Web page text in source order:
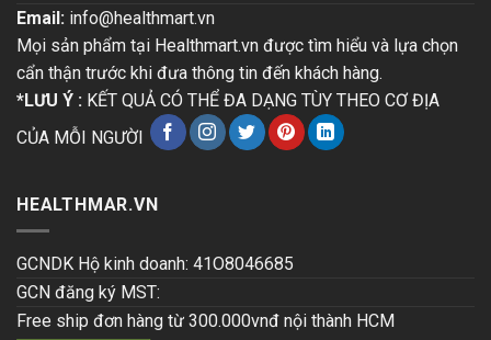
Email: info@healthmart.vn
Mọi sản phẩm tại Healthmart.vn được tìm hiểu và lựa chọn
cẩn thận trước khi đưa thông tin đến khách hàng.
*LƯU Ý : KẾT QUẢ CÓ THỂ ĐA DẠNG TÙY THEO CƠ ĐỊA
CỦA MỖI NGƯỜI
HEALTHMAR.VN
GCNDK Hộ kinh doanh: 41O8046685
GCN đăng ký MST:
Free ship đơn hàng từ 300.000vnđ nội thành HCM